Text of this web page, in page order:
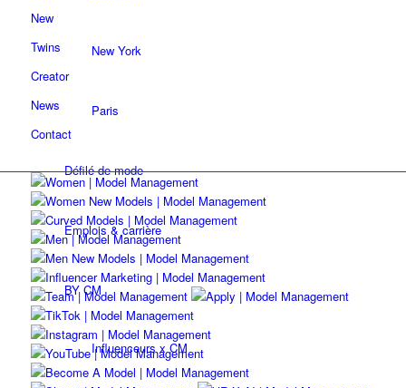
New York
Paris
Défilé de mode
Emplois & carrière
BY CM
Influenceurs x CM
New
Twins
Creator
News
Contact